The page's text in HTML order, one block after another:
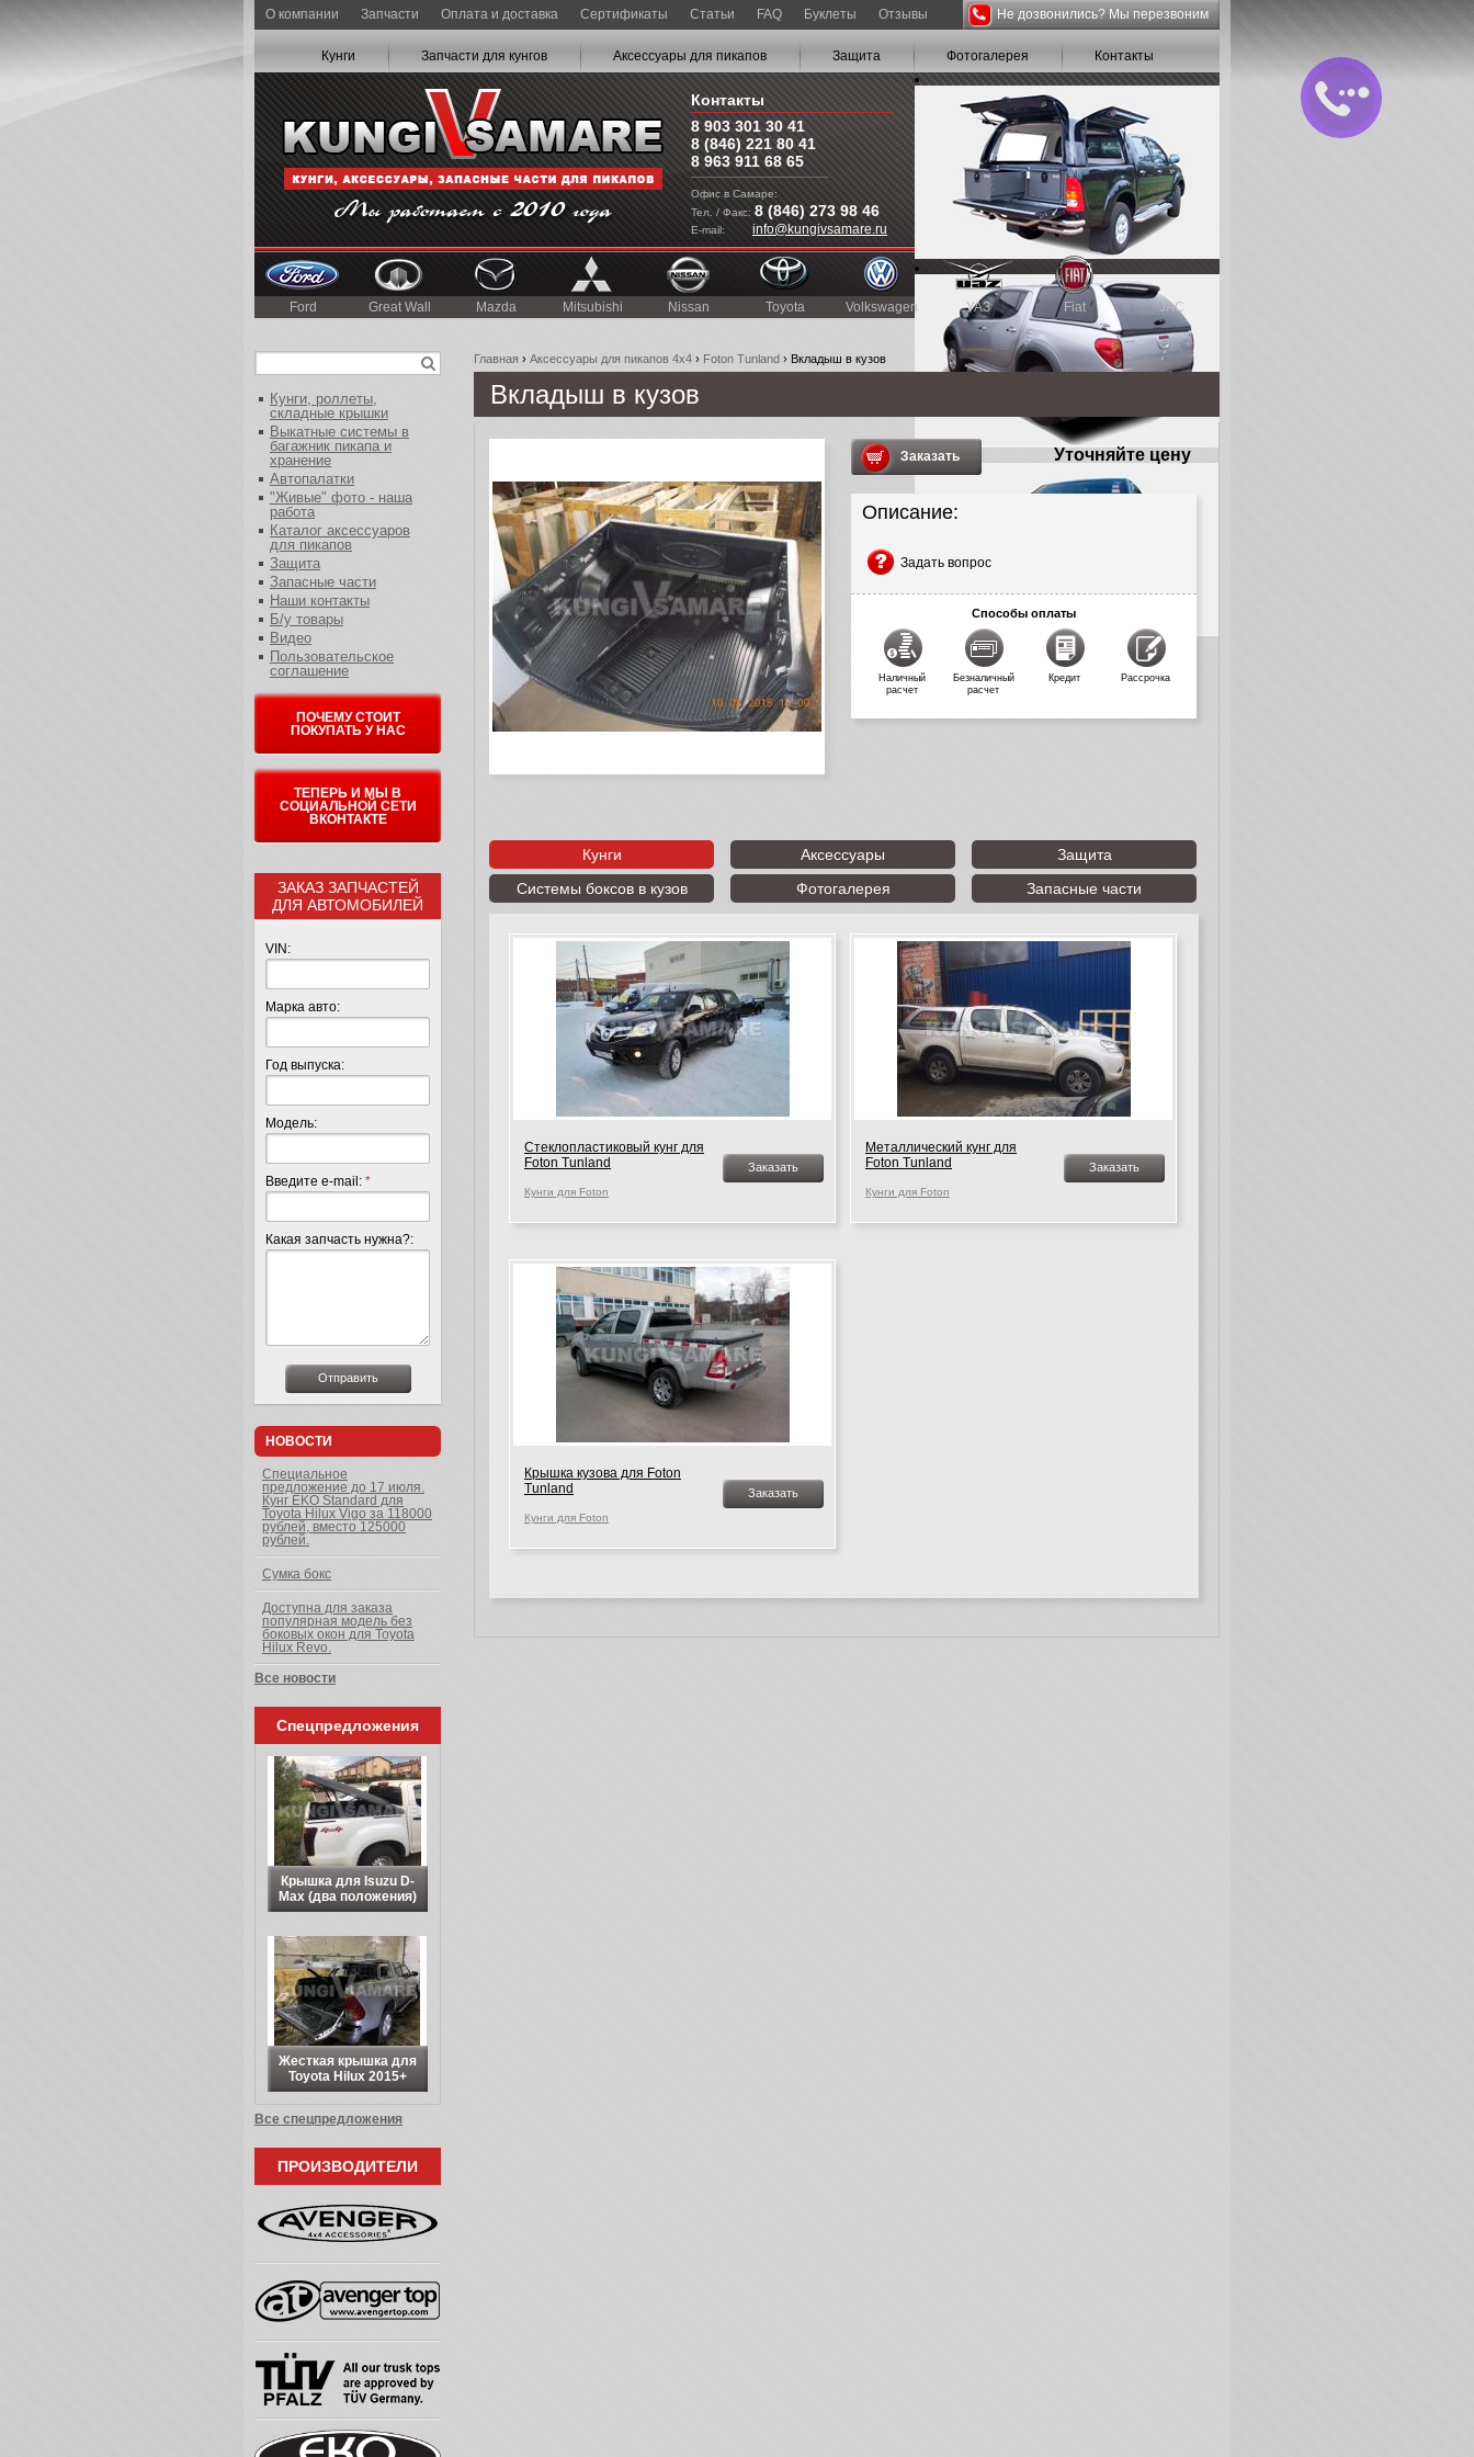
О компании Запчасти Оплата и доставка Сертификаты Статьи FAQ Буклеты Отзывы
Кунги Запчасти для кунгов Аксессуары для пикапов Защита Фотогалерея Контакты
Контакты
8 903 301 30 41
8 (846) 221 80 41
8 963 911 68 65
Офис в Самаре:
Тел. / Факс: 8 (846) 273 98 46
E-mail: info@kungivsamare.ru
Не дозвонились? Мы перезвоним
Ford Great Wall Mazda Mitsubishi Nissan Toyota Volkswagen УАЗ Fiat JAC
Главная › Аксессуары для пикапов 4x4 › Foton Tunland › Вкладыш в кузов
Вкладыш в кузов
Заказать Уточняйте цену
Описание:
Задать вопрос
Способы оплаты
Наличный
расчет
Безналичный
расчет
Кредит Рассрочка
Кунги Аксессуары
Защита
Системы боксов в кузов
Фотогалерея Запасные части
Стеклопластиковый кунг для
Foton Tunland
Кунги для Foton
Заказать
Металлический кунг для
Foton Tunland
Кунги для Foton
Заказать
Крышка кузова для Foton
Tunland
Кунги для Foton
Заказать
Кунги, роллеты,
складные крышки
Выкатные системы в
багажник пикапа и
хранение
Автопалатки
"Живые" фото - наша
работа
Каталог аксессуаров
для пикапов
Защита
Запасные части
Наши контакты
Б/у товары
Видео
Пользовательское
соглашение
ПОЧЕМУ СТОИТ
ПОКУПАТЬ У НАС
ТЕПЕРЬ И МЫ В
СОЦИАЛЬНОЙ СЕТИ
ВКОНТАКТЕ
ЗАКАЗ ЗАПЧАСТЕЙ
ДЛЯ АВТОМОБИЛЕЙ
VIN:
Марка авто:
Год выпуска:
Модель:
Введите e-mail: *
Какая запчасть нужна?:
НОВОСТИ
Специальное
предложение до 17 июля.
Кунг EKO Standard для
Toyota Hilux Vigo за 118000
рублей, вместо 125000
рублей.
Сумка бокс
Доступна для заказа
популярная модель без
боковых окон для Toyota
Hilux Revo.
Все новости
Спецпредложения
Крышка для Isuzu D-
Max (два положения)
Жесткая крышка для
Toyota Hilux 2015+
Все спецпредложения
ПРОИЗВОДИТЕЛИ